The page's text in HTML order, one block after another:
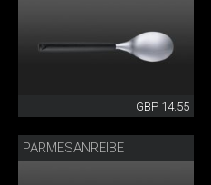
GBP 14.55
PARMESANREIBE